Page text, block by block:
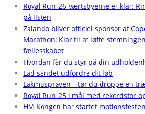
Royal Run ’26-værtsbyerne er klar:
på listen
Zalando bliver officiel sponsor af
Marathon: Klar til at løfte
fællesskabet
Hvordan får du styr på din
Lad sandet udfordre dit løb
Lakmusprøven – tør du droppe en
Royal Run ’25 i mål med rekordstor
HM Kongen har startet